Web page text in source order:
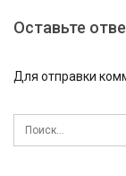
Оставьте
Для отправки